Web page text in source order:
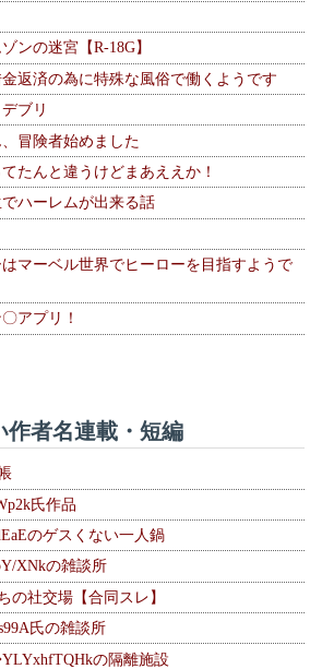
ンの迷宮【R-18G】
金返済の為に特殊な風俗で働くようです
ブリ
冒険者始めました
てたんと違うけどまあええか！
ハーレムが出来る話
はマーベル世界でヒーローを目指すようで
アプリ！
作者名連載・短編
氏作品
のゲスくない一人鍋
XNkの雑談所
の社交場【合同スレ】
氏の雑談所
の隔離施設